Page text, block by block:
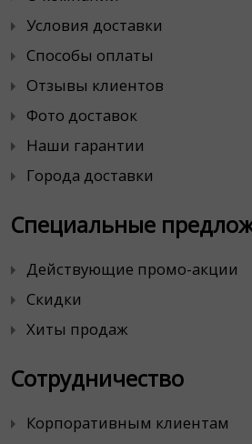
Условия доставки
Способы оплаты
Отзывы клиентов
Фото доставок
Наши гарантии
Города доставки
Специальные
Действующие промо-акции
Скидки
Хиты продаж
Сотрудничество
Корпоративным клиентам